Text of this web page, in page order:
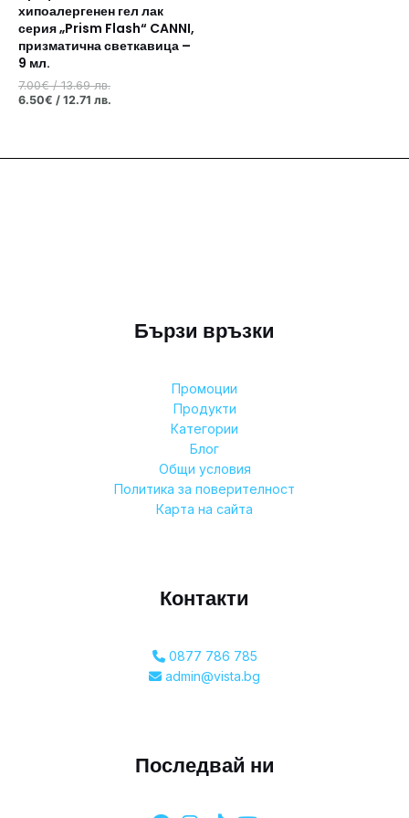
хипоалергенен гел лак
серия „Prism Flash“ CANNI,
призматична светкавица –
9 мл.
7.00€/ 13.69 лв.
6.50€ / 12.71 лв.
Бързи връзки
Промоции
Продукти
Категории
Блог
Общи условия
Политика за поверителност
Карта на сайта
Контакти
0877 786 785
admin@vista.bg
Последвай ни